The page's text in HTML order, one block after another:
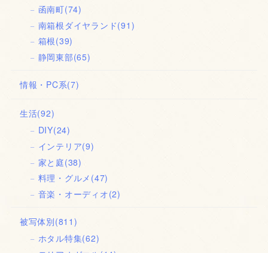
函南町(74)
南箱根ダイヤランド(91)
箱根(39)
静岡東部(65)
情報・PC系(7)
生活(92)
DIY(24)
インテリア(9)
家と庭(38)
料理・グルメ (47)
音楽・オーディオ(2)
被写体別(811)
ホタル特集(62)